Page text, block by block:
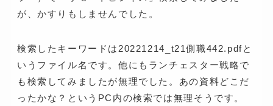
が、かすりもしませんでした。
検索したキーワードは20221214_t21側職442.pdfと
いうファイル名です。他にもランチェスター戦略で
も検索してみましたが無理でした。あの資料どこだ
ったかな？というPC内の検索では無理そうです。